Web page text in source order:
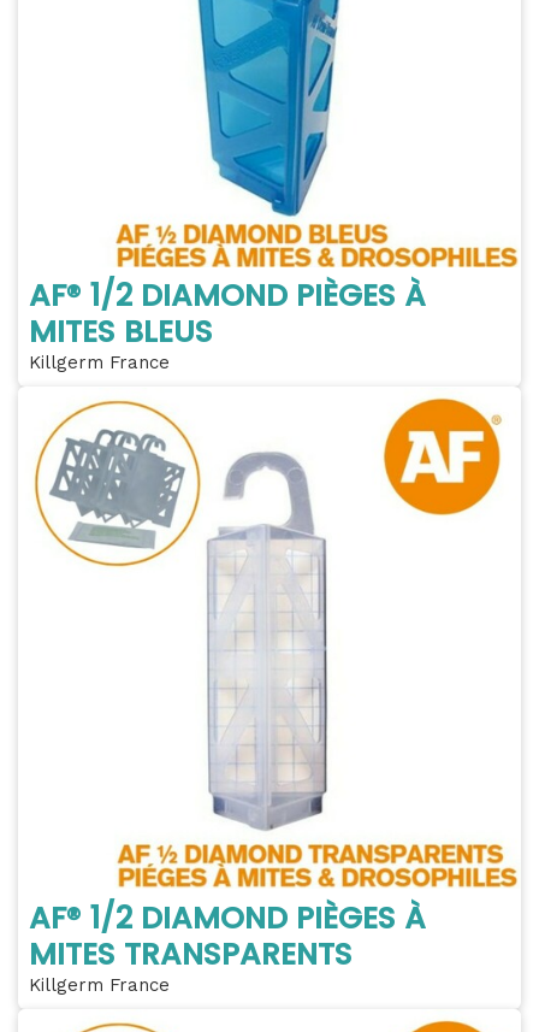
AF® 1/2 DIAMOND PIÈGES À
MITES BLEUS
Killgerm France
AF® 1/2 DIAMOND PIÈGES À
MITES TRANSPARENTS
Killgerm France